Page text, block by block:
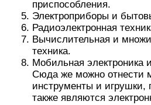
приспособления.
Электроприборы и
Радиоэлектронная
Вычислительная и
техника.
Мобильная электроника
Сюда же можно отнести
инструменты и игрушки,
также являются